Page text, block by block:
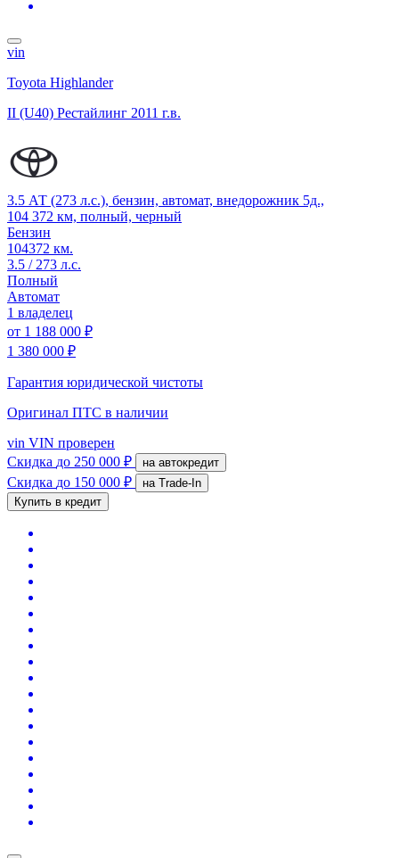
vin
Toyota Highlander
II (U40) Рестайлинг 2011 г.в.
3.5 АТ (273 л.с.), бензин, автомат, внедорожник 5д.,
104 372 км, полный, черный
Бензин
104372 км.
3.5 / 273 л.с.
Полный
Автомат
1 владелец
от 1 188 000 ₽
1 380 000 ₽
Гарантия юридической чистоты
Оригинал ПТС в наличии
vin VIN проверен
Скидка до 250 000 ₽ на автокредит
Скидка до 150 000 ₽
на Trade-In
Купить в кредит